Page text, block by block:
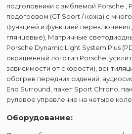
подголовники с эмблемой Porsche ,
подогревом (GT Sport / кожа) с
функцией и функцией
глянцевые), Матричные
Porsche Dynamic Light System Plus
окрашенный логотип Porsche,
зависимости от скорости),
обогрев передних сидений,
End Surround, пакет Sport Chrono,
рулевое управление на четыре
Оборудование: